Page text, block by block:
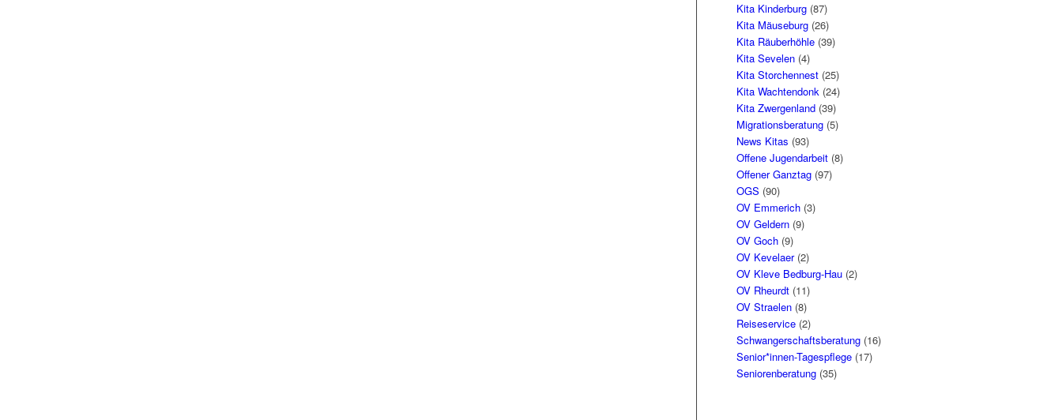
Kita Kinderburg (87)
Kita Mäuseburg (26)
Kita Räuberhöhle (39)
Kita Sevelen (4)
Kita Storchennest (25)
Kita Wachtendonk (24)
Kita Zwergenland (39)
Migrationsberatung (5)
News Kitas (93)
Offene Jugendarbeit (8)
Offener Ganztag (97)
OGS (90)
OV Emmerich (3)
OV Geldern (9)
OV Goch (9)
OV Kevelaer(2)
OV Kleve Bedburg-Hau (2)
OV Rheurdt (11)
OV Straelen (8)
Reiseservice (2)
Schwangerschaftsberatung (16)
Senior*innen-Tagespflege (17)
Seniorenberatung (35)